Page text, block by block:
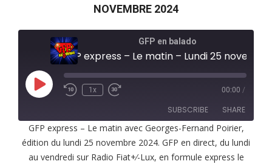
NOVEMBRE 2024
GFP en balado
Play
Episode
1x 00:00 /
SUBSCRIBE SHARE
RSS FEED
SHARE
GFP express – Le matin avec Georges-Fernand Poirier,
édition du lundi 25 novembre 2024. GFP en direct, du lundi
au vendredi sur Radio Fiat+⁄-Lux, en formule express le